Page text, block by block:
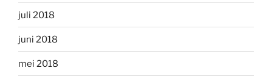
juli 2018
juni 2018
mei 2018